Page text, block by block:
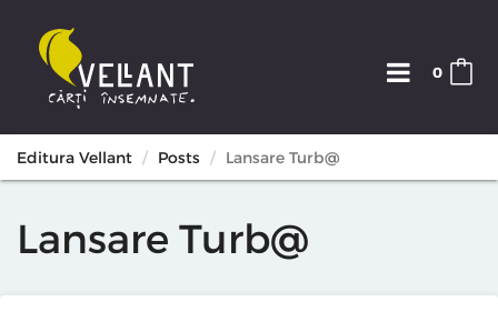
0
Editura Vellant Posts Lansare Turb@
Lansare Turb@